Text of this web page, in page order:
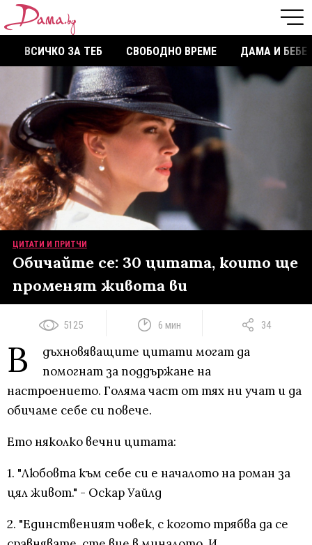
ВСИЧКО ЗА ТЕБ СВОБОДНО ВРЕМЕ ДАМА И БЕБЕ
ЦИТАТИ И ПРИТЧИ
Обичайте се: 30 цитата, които ще
променят живота ви
5125 6 мин 34
В
дъхновяващите цитати могат да
помогнат за поддържане на
настроението. Голяма част от тях ни учат и да
обичаме себе си повече.
Ето няколко вечни цитата:
1. "Любовта към себе си е началото на роман за
цял живот." - Оскар Уайлд
2. "Единственият човек, с когото трябва да се